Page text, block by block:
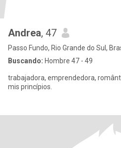
Andrea, 47
Passo Fundo, Rio Grande do Sul,
Buscando: Hombre 47 - 49
trabajadora, emprendedora,
mis princípios.